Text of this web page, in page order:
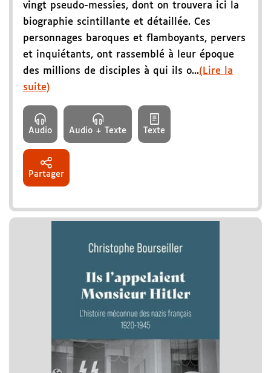
vingt pseudo-messies, dont on trouvera ici la
biographie scintillante et détaillée. Ces
personnages baroques et flamboyants, pervers
et inquiétants, ont rassemblé à leur époque
des millions de disciples à qui ils o...(Lire la
suite)
Audio Audio + Texte Texte
Partager